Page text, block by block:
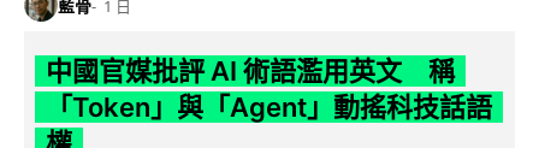
藍骨 1 日
中國官媒批評 AI 術語濫用英文 稱
「Token」與「Agent」動搖科技話語